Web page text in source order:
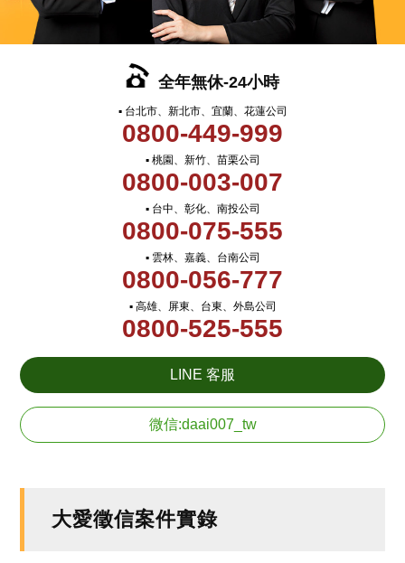
全年無休-24小時
▪ 台北市、新北市、宜蘭、花蓮公司
0800-449-999
▪ 桃園、新竹、苗栗公司
0800-003-007
▪ 台中、彰化、南投公司
0800-075-555
▪ 雲林、嘉義、台南公司
0800-056-777
▪ 高雄、屏東、台東、外島公司
0800-525-555
LINE 客服
微信:daai007_tw
大愛徵信案件實錄